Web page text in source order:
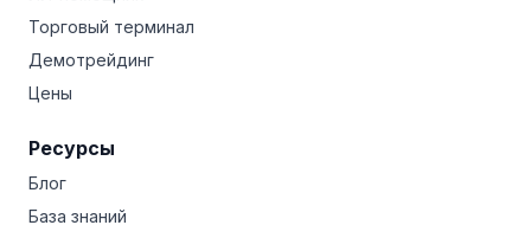
Торговый терминал
Демотрейдинг
Цены
Ресурсы
Блог
База знаний